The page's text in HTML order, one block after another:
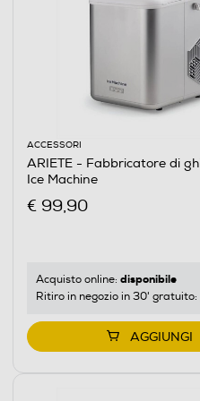
ACCESSORI
ARIETE - Fabbricatore di
Ice Machine
€ 99,90
Acquisto online: disponibile
Ritiro in negozio in 30' gratuito:
AGGIUNGI